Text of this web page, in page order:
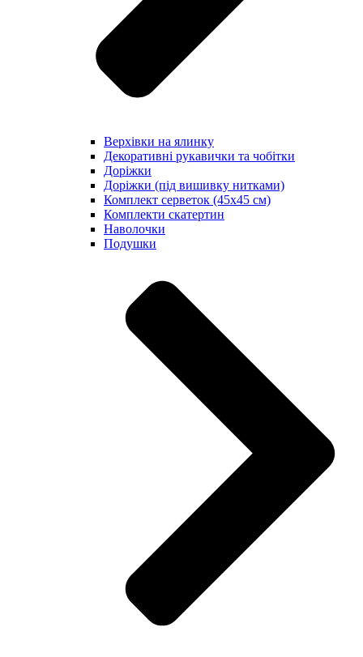
Верхівки на ялинку
Декоративні рукавички та чобітки
Доріжки
Доріжки (під вишивку нитками)
Комплект серветок (45х45 см)
Комплекти скатертин
Наволочки
Подушки